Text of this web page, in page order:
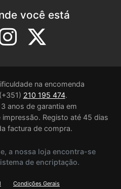
você está
na encomenda
210 195 474.
anos de garantia em
Registo até 45 dias
factura de compra.
a nossa loja encontra-se
de encriptação.
Condições Gerais